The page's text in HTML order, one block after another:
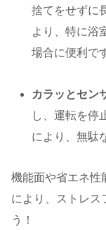
捨てをせずに
より、特に浴
場合に便利で
カラッとセン
し、運転を停
により、無駄
機能面や省エネ性
により、ストレス
う！